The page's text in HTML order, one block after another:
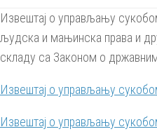
Извештај о управљању
људска и мањинска права и
складу са Законом о
Извештај о управљању
Извештај о управљању